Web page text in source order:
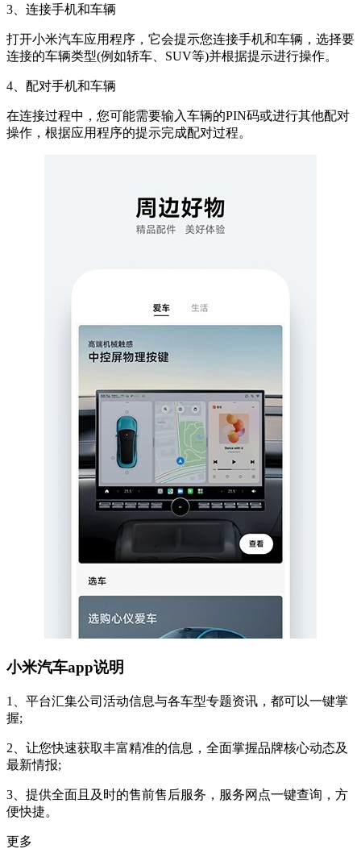
3、连接手机和车辆
打开小米汽车应用程序，它会提示您连接手机和车辆，选择要
连接的车辆类型(例如轿车、SUV等)并根据提示进行操作。
4、配对手机和车辆
在连接过程中，您可能需要输入车辆的PIN码或进行其他配对
操作，根据应用程序的提示完成配对过程。
小米汽车app说明
1、平台汇集公司活动信息与各车型专题资讯，都可以一键掌
握;
2、让您快速获取丰富精准的信息，全面掌握品牌核心动态及
最新情报;
3、提供全面且及时的售前售后服务，服务网点一键查询，方
便快捷。
更多